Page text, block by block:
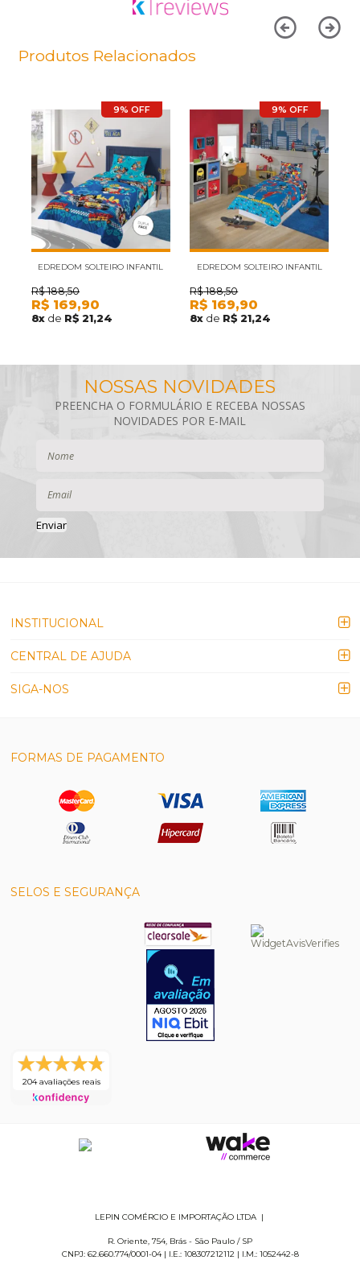
Produtos Relacionados
9% OFF
EDREDOM SOLTEIRO INFANTIL
DUPLA-FACE MICROFIBRA
MICKEY SOBRE RODAS LEPPER
R$ 188,50
R$ 169,90
8x de R$ 21,24
9% OFF
EDREDOM SOLTEIRO INFANTIL
LIGA DA JUSTIÇA II MICROFIBRA
LEPPER
R$ 188,50
R$ 169,90
8x de R$ 21,24
Enviar
INSTITUCIONAL
CENTRAL DE AJUDA
SIGA-NOS
FORMAS DE PAGAMENTO
SELOS E SEGURANÇA
204 avaliações reais
LEPIN COMÉRCIO E IMPORTAÇÃO LTDA |
R. Oriente, 754, Brás - São Paulo / SP
CNPJ: 62.660.774/0001-04| I.E.: 108307212112| I.M.: 1052442-8